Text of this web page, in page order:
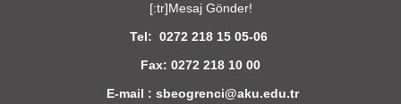
[:tr]Mesaj Gönder!
Tel: 0272 218 15 05-06
Fax: 0272 218 10 00
E-mail : sbeogrenci@aku.edu.tr